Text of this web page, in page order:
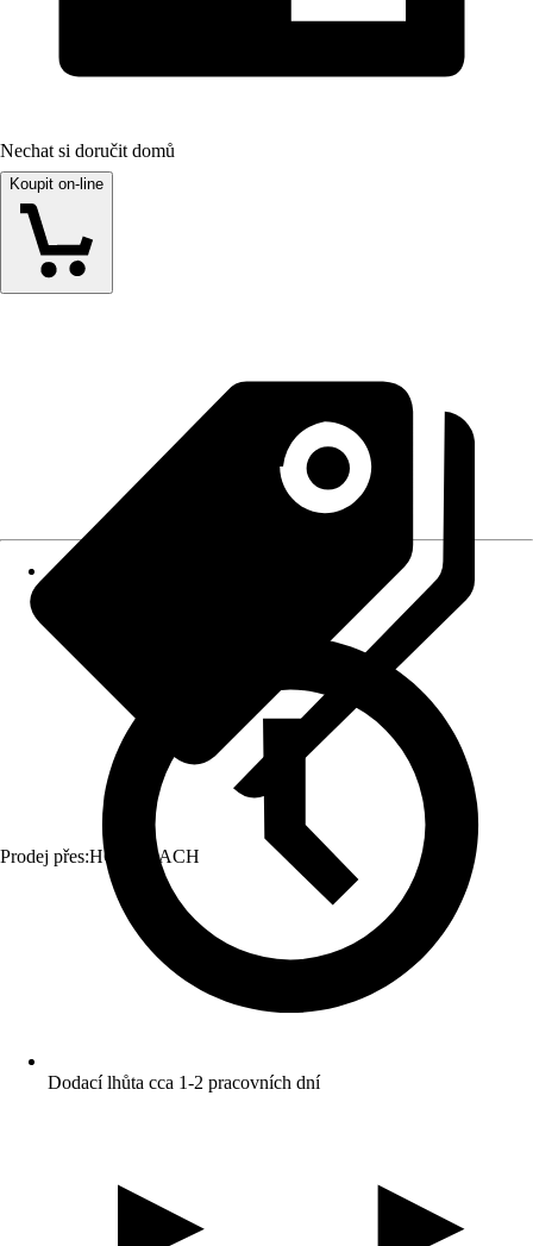
Nechat si doručit domů
Koupit on-line
Prodej přes:HORNBACH
Dodací lhůta cca 1-2 pracovních dní